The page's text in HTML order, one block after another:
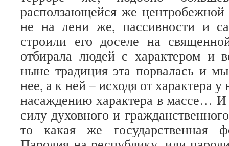
расползающейся же центробежной
не на лени же, пассивности и
строили его доселе на
отбирала людей с характером и
ныне традиция эта порвалась и
нее, а к ней – исходя от характера
насаждению характера в массе…
силу духовного и
то какая же государственная